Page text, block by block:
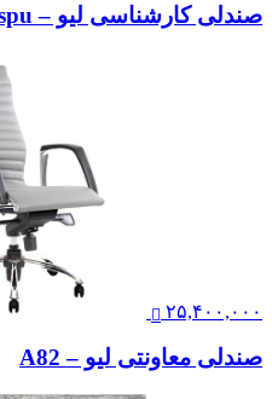
صندلی کارشناسی لیو – I72gspu
۲۵,۴۰۰,۰۰۰
صندلی معاونتی لیو – A82